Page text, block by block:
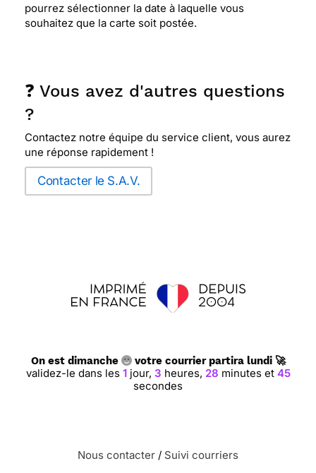
pourrez sélectionner la date à laquelle vous
souhaitez que la carte soit postée.
❓ Vous avez d'autres questions
?
Contactez notre équipe du service client, vous aurez
une réponse rapidement !
Contacter le S.A.V.
On est dimanche votre courrier partira lundi 🚀
validez-le dans les 1jour, 3 heures, 28 minutes et 45
secondes
Nous contacter / Suivi courriers